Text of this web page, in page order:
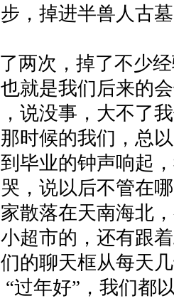
，掉进半兽人古
两次，掉了不少
就是我们后来的
说没事，大不了
时候的我们，总
毕业的钟声响起
，说以后不管在
散落在天南海北
超市的，还有跟
的聊天框从每天
过年好”，我们都